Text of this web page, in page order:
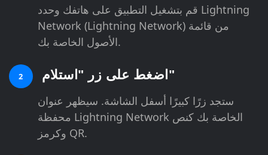
قم بتشغيل التطبيق على هاتفك وحدد Lightning
Network (Lightning Network) من قائمة
الأصول الخاصة بك.
2 اضغط على زر "استلام"
ستجد زرًا كبيرًا أسفل الشاشة. سيظهر عنوان
محفظة Lightning Network الخاصة بك كنص
وكرمز QR.